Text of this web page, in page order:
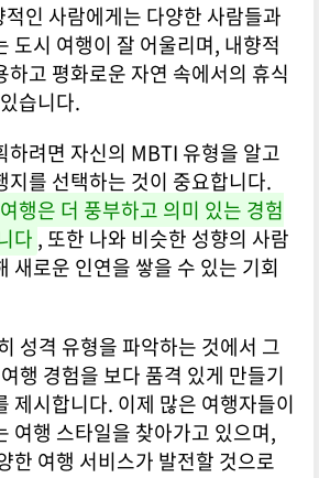
인 사람에게는 다양한 사람들과
도시 여행이 잘 어울리며, 내향적
하고 평화로운 자연 속에서의 휴식
습니다.
하려면 자신의 MBTI 유형을 알고
지를 선택하는 것이 중요합니다.
행은 더 풍부하고 의미 있는 경험
다 , 또한 나와 비슷한 성향의 사람
새로운 인연을 쌓을 수 있는 기회
성격 유형을 파악하는 것에서 그
행 경험을 보다 품격 있게 만들기
제시합니다. 이제 많은 여행자들이
여행 스타일을 찾아가고 있으며,
한 여행 서비스가 발전할 것으로